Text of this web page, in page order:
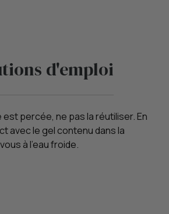
d'emploi
percée, ne pas la réutiliser. En
avec le gel contenu dans la
à l’eau froide.